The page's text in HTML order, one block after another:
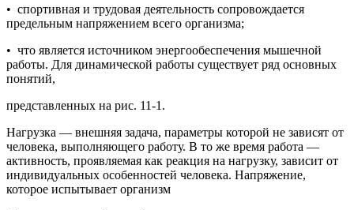
• спортивная и трудовая деятельность сопровождается
предельным напряжением всего организма;
• что является источником энергообеспечения мышечной
работы. Для динамической работы существует ряд основных
понятий,
представленных на рис. 11-1.
Нагрузка — внешняя задача, параметры которой не зависят от
человека, выполняющего работу. В то же время работа —
активность, проявляемая как реакция на нагрузку, зависит от
индивидуальных особенностей человека. Напряжение,
которое испытывает организм